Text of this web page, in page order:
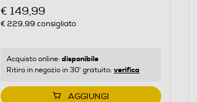
€ 149,99
€ 229,99 consigliato
Acquisto online: disponibile
Ritiro in negozio in 30' gratuito: verifica
AGGIUNGI